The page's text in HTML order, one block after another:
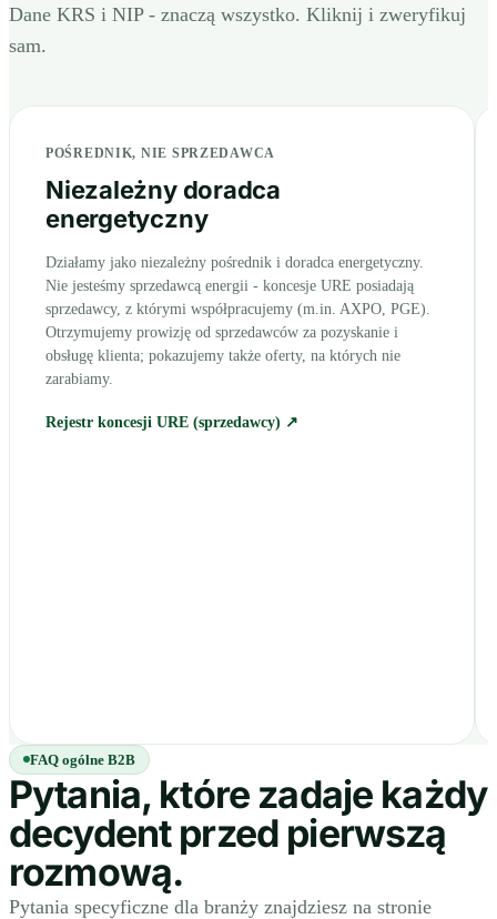
Dane KRS i NIP - znaczą wszystko. Kliknij i zweryfikuj
sam.
POŚREDNIK, NIE SPRZEDAWCA
Niezależny doradca
energetyczny
Działamy jako niezależny pośrednik i doradca energetyczny.
Nie jesteśmy sprzedawcą energii - koncesje URE posiadają
sprzedawcy, z którymi współpracujemy (m.in. AXPO, PGE).
Otrzymujemy prowizję od sprzedawców za pozyskanie i
obsługę klienta; pokazujemy także oferty, na których nie
zarabiamy.
Rejestr koncesji URE (sprzedawcy) ↗
FAQ ogólne B2B
Pytania, które zadaje każdy
decydent przed pierwszą
rozmową.
Pytania specyficzne dla branży znajdziesz na stronie